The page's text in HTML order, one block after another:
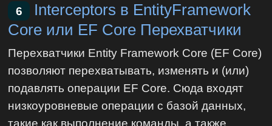
6
Interceptors в EntityFramework
Core или EF Core Перехватчики
Перехватчики Entity Framework Core (EF Core)
позволяют перехватывать, изменять и (или)
подавлять операции EF Core. Сюда входят
низкоуровневые операции с базой данных,
такие как выполнение команды, а также